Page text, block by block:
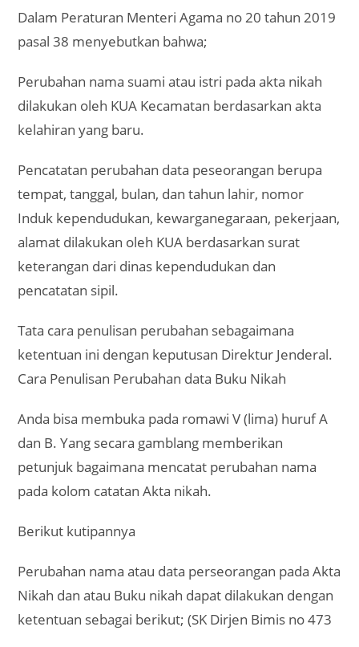
Dalam Peraturan Menteri Agama no 20 tahun 2019
pasal 38 menyebutkan bahwa;
Perubahan nama suami atau istri pada akta nikah
dilakukan oleh KUA Kecamatan berdasarkan akta
kelahiran yang baru.
Pencatatan perubahan data peseorangan berupa
tempat, tanggal, bulan, dan tahun lahir, nomor
Induk kependudukan, kewarganegaraan, pekerjaan,
alamat dilakukan oleh KUA berdasarkan surat
keterangan dari dinas kependudukan dan
pencatatan sipil.
Tata cara penulisan perubahan sebagaimana
ketentuan ini dengan keputusan Direktur Jenderal.
Cara Penulisan Perubahan data Buku Nikah
Anda bisa membuka pada romawi V (lima) huruf A
dan B. Yang secara gamblang memberikan
petunjuk bagaimana mencatat perubahan nama
pada kolom catatan Akta nikah.
Berikut kutipannya
Perubahan nama atau data perseorangan pada Akta
Nikah dan atau Buku nikah dapat dilakukan dengan
ketentuan sebagai berikut; (SK Dirjen Bimis no 473